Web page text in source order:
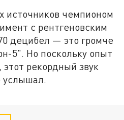
источников чемпионом
с рентгеновским
децибел — это громче
5". Но поскольку опыт
рекордный звук
услышал.